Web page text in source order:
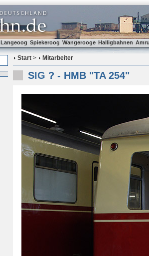
Langeoog Spiekeroog Wangerooge Halligbahnen
Start > Mitarbeiter
SIG ? - HMB "TA 254"